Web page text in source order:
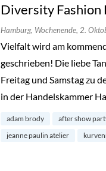
Diversity Fashion
Hamburg, Wochenende, 2.
Vielfalt wird am
geschrieben! Die liebe
Freitag und Samstag zu
in der Handelskammer
adam brody after show
jeanne paulin atelier